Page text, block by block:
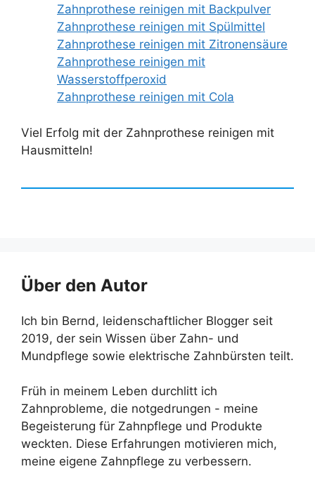
Zahnprothese reinigen mit Backpulver
Zahnprothese reinigen mit Spülmittel
Zahnprothese reinigen mit Zitronensäure
Zahnprothese reinigen mit
Wasserstoffperoxid
Zahnprothese reinigen mit Cola
Viel Erfolg mit der Zahnprothese reinigen mit
Hausmitteln!
Über den Autor
Ich bin Bernd, leidenschaftlicher Blogger seit
2019, der sein Wissen über Zahn- und
Mundpflege sowie elektrische Zahnbürsten teilt.
Früh in meinem Leben durchlitt ich
Zahnprobleme, die notgedrungen - meine
Begeisterung für Zahnpflege und Produkte
weckten. Diese Erfahrungen motivieren mich,
meine eigene Zahnpflege zu verbessern.